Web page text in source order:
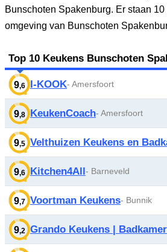
Bunschoten Spakenburg. Er staan
omgeving van Bunschoten
Top 10 Keukens Bunschoten
9,6 I-KOOK- Amersfoort
9,8 KeukenCoach- Amersfoort
9,5 Velthuizen Keukens en
9,6 Kitchen4All- Barneveld
9,7 Voortman Keukens- Bunnik
9,2 Grando Keukens |